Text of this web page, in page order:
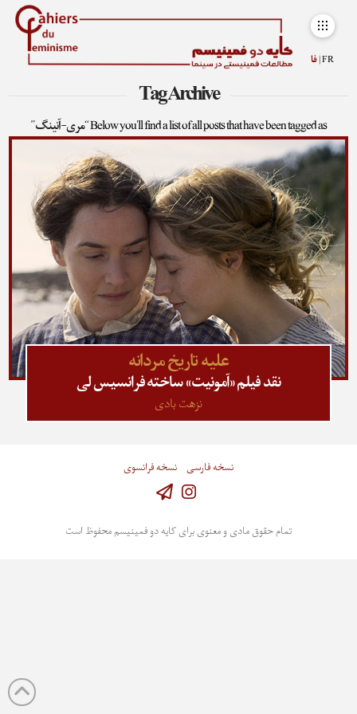
FR | فا
Tag Archive
Below you'll find a list of all posts that have been tagged as“مری-آنینگ”
علیه تاریخ مردانه
نقد فیلم «آمونیت» ساخته فرانسیس لی
نزهت بادی
نسخه فارسی نسخه فرانسوی
تمام حقوق مادی و معنوی برای کایه دو فمینیسم محفوظ است